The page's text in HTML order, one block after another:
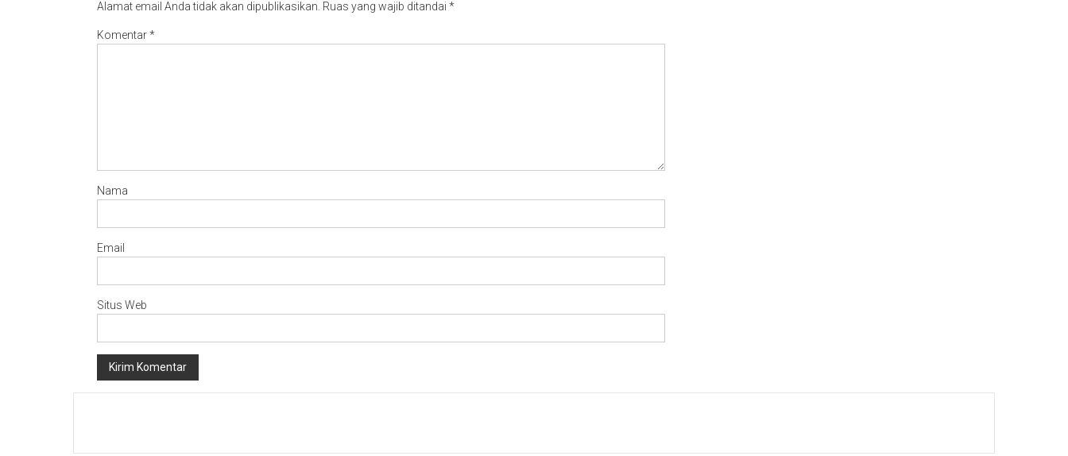
Pertanahan
ATR/BPN:
Alamat email Anda tidak akan dipublikasikan. Ruas yang wajib ditandai *
Komentar*
Nama
Email
Situs Web